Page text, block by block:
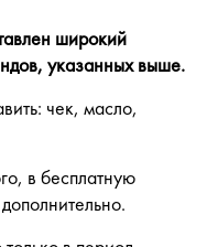
широкий
указанных выше.
чек, масло,
в бесплатную